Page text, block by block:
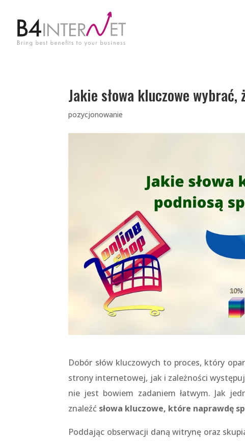
Jakie słowa kluczowe wybrać,
pozycjonowanie
Dobór słów kluczowych to proces, który
strony internetowej, jak i zależności
nie jest bowiem zadaniem łatwym. Jak
znaleźć słowa kluczowe, które naprawdę
Poddając obserwacji daną witrynę oraz